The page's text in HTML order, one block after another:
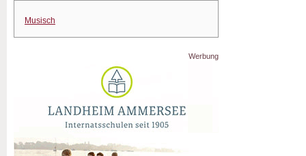
Musisch
Werbung